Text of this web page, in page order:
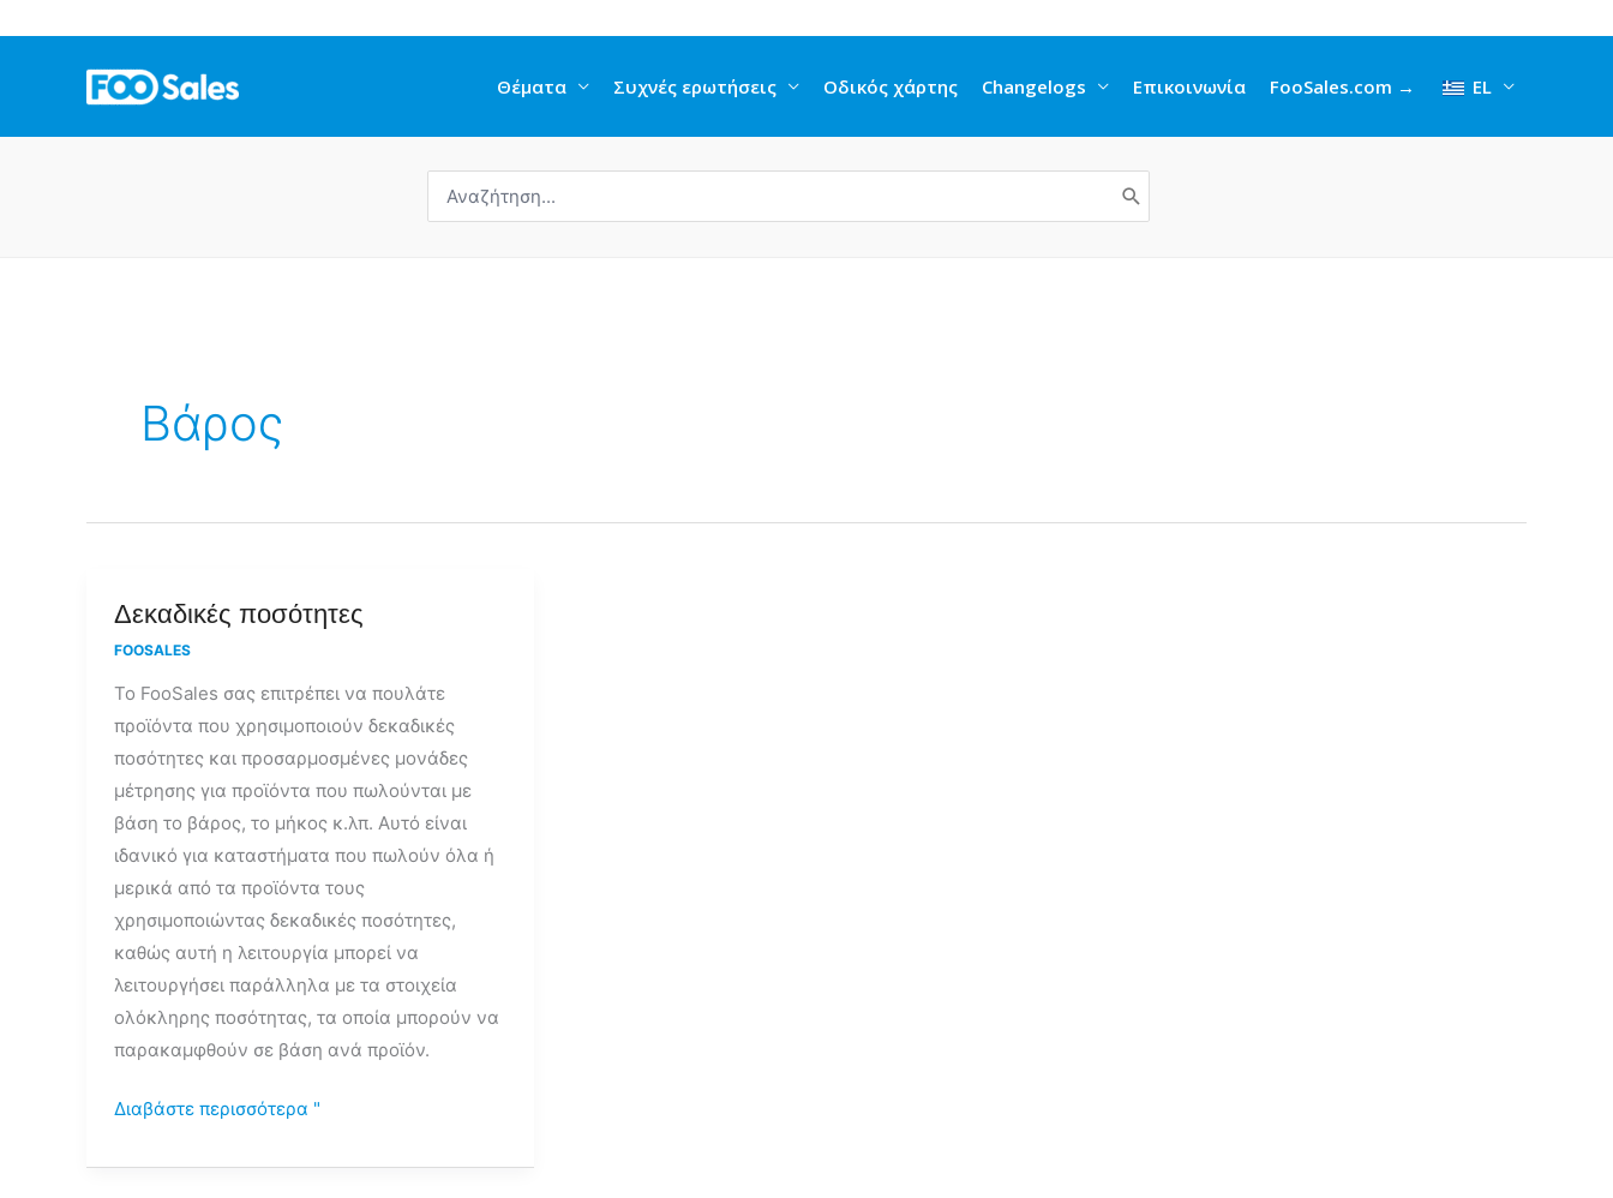
Θέματα Συχνές ερωτήσεις Οδικός χάρτης Changelogs Επικοινωνία FooSales.com → EL
για:
Βάρος
Δεκαδικές ποσότητες
FOOSALES
Το FooSales σας επιτρέπει να πουλάτε
προϊόντα που χρησιμοποιούν δεκαδικές
ποσότητες και προσαρμοσμένες μονάδες
μέτρησης για προϊόντα που πωλούνται με
βάση το βάρος, το μήκος κ.λπ. Αυτό είναι
ιδανικό για καταστήματα που πωλούν όλα ή
μερικά από τα προϊόντα τους
χρησιμοποιώντας δεκαδικές ποσότητες,
καθώς αυτή η λειτουργία μπορεί να
λειτουργήσει παράλληλα με τα στοιχεία
ολόκληρης ποσότητας, τα οποία μπορούν να
παρακαμφθούν σε βάση ανά προϊόν.
Δεκαδικές
ποσότητες
Διαβάστε περισσότερα "